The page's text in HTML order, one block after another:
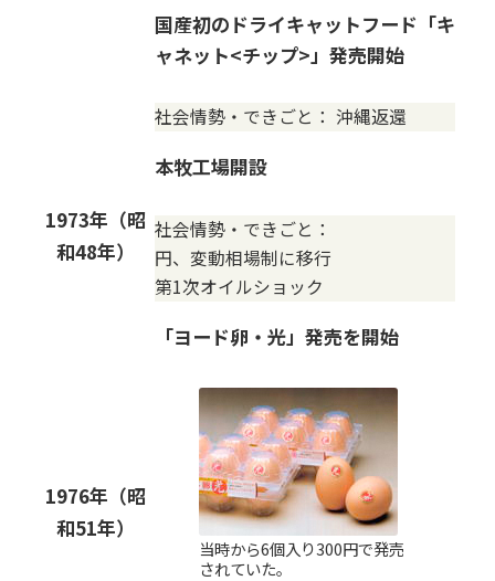
国産初のドライキャットフード「キ
ャネット<チップ>」発売開始
社会情勢・できごと： 沖縄返還
1973年（昭
和48年）
本牧工場開設
社会情勢・できごと：
円、変動相場制に移行
第1次オイルショック
1976年（昭
和51年）
「ヨード卵・光」発売を開始
当時から6個入り300円で発売
されていた。